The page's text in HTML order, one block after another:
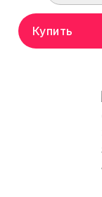
Купить